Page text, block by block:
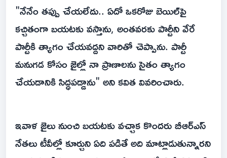
"నేనేం తప్పు చేయలేదు.. ఏదో ఒకరోజు బెయిల్‌పై
కచ్చితంగా బయటకు వస్తాను, అంతవరకు పార్టీని వేరే
పార్టీకి త్యాగం చేయవద్దని వారితో చెప్పాను. పార్టీ
మనుగడ కోసం జైల్లో నా ప్రాణాలను సైతం త్యాగం
చేయడానికి సిద్ధపడ్డాను" అని కవిత వివరించారు.
ఇవాళ జైలు నుంచి బయటకు వచ్చాక కొందరు బీఆర్ఎస్
నేతలు టీవీల్లో కూర్చుని ఏది పడితే అది మాట్లాడుతున్నారని